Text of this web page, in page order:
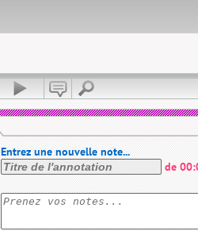
Entrez une nouvelle note...
de